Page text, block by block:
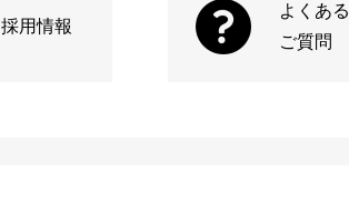
採用情報
よくある
ご質問